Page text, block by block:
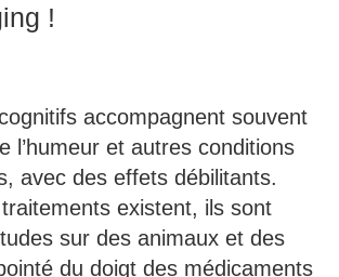
!
accompagnent souvent
l’humeur et autres conditions
avec des effets débilitants.
existent, ils sont
sur des animaux et des
du doigt des médicaments